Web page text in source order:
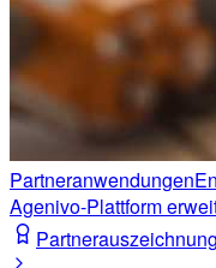
Partneranwendungen
Agenivo-Plattform